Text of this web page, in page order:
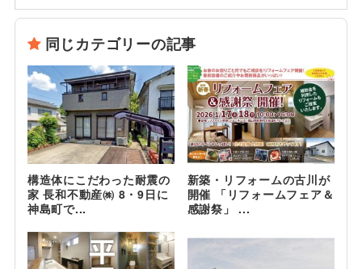
同じカテゴリーの記事
構造体にこだわった耐震の
家 長和不動産㈱ 8・9日に
神島町で...
新築・リフォームの古川が
開催 「リフォームフェア＆
感謝祭」 ...